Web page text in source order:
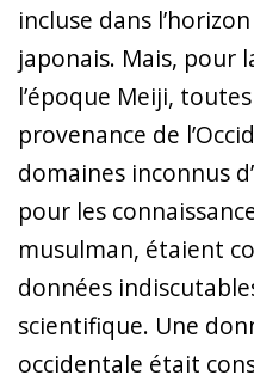
incluse dans
japonais. Mais, pour
l’époque Meiji,
provenance de
domaines inconnus
pour les
musulman, étaient
données
scientifique. Une
occidentale était